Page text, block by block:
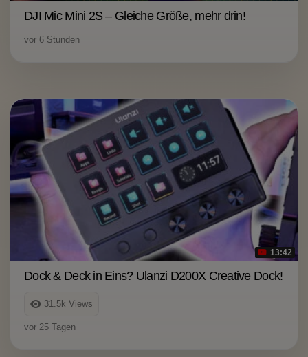
DJI Mic Mini 2S – Gleiche Größe, mehr drin!
vor 6 Stunden
13:42
31.5k Views
Dock & Deck in Eins? Ulanzi D200X Creative Dock!
vor 25 Tagen